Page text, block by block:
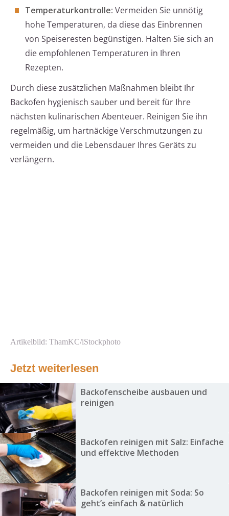
Temperaturkontrolle: Vermeiden Sie unnötig
hohe Temperaturen, da diese das Einbrennen
von Speiseresten begünstigen. Halten Sie sich an
die empfohlenen Temperaturen in Ihren
Rezepten.
Durch diese zusätzlichen Maßnahmen bleibt Ihr
Backofen hygienisch sauber und bereit für Ihre
nächsten kulinarischen Abenteuer. Reinigen Sie ihn
regelmäßig, um hartnäckige Verschmutzungen zu
vermeiden und die Lebensdauer Ihres Geräts zu
verlängern.
Artikelbild: ThamKC/iStockphoto
Jetzt weiterlesen
Backofenscheibe ausbauen und
reinigen
Backofen reinigen mit Salz: Einfache
und effektive Methoden
Backofen reinigen mit Soda: So
geht’s einfach & natürlich